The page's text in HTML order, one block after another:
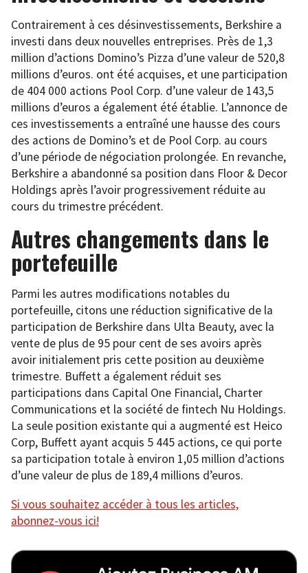
Contrairement à ces désinvestissements, Berkshire a
investi dans deux nouvelles entreprises. Près de 1,3
million d’actions Domino’s Pizza d’une valeur de 520,8
millions d’euros. ont été acquises, et une participation
de 404 000 actions Pool Corp. d’une valeur de 143,5
millions d’euros a également été établie. L’annonce de
ces investissements a entraîné une hausse des cours
des actions de Domino’s et de Pool Corp. au cours
d’une période de négociation prolongée. En revanche,
Berkshire a abandonné sa position dans Floor & Decor
Holdings après l’avoir progressivement réduite au
cours du trimestre précédent.
Autres changements dans le
portefeuille
Parmi les autres modifications notables du
portefeuille, citons une réduction significative de la
participation de Berkshire dans Ulta Beauty, avec la
vente de plus de 95 pour cent de ses avoirs après
avoir initialement pris cette position au deuxième
trimestre. Buffett a également réduit ses
participations dans Capital One Financial, Charter
Communications et la société de fintech Nu Holdings.
La seule position existante qui a augmenté est Heico
Corp, Buffett ayant acquis 5 445 actions, ce qui porte
sa participation totale à environ 1,05 million d’actions
d’une valeur de plus de 189,4 millions d’euros.
Si vous souhaitez accéder à tous les articles,
abonnez-vous ici!